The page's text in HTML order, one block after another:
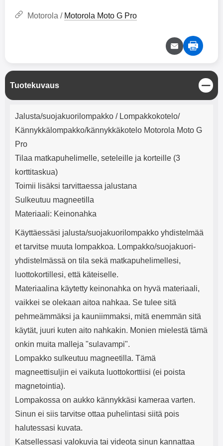
Max Output: USB: DC5V/3.0A
9V/2.22A (PD20W)
12V/1.67A(PD20W) Total Effekt:
20.W Max Johdon pituus: 1 metri
Motorola / Motorola Moto G Pro
Tuotekuvaus
S
u
l
Tuotekuvaus
Jalusta/suojakuorilompakko / Lompakkokotelo/
Kännykkälompakko/kännykkäkotelo Motorola Moto G
Pro
Tilaa matkapuhelimelle, seteleille ja korteille (3
korttitaskua)
Toimii lisäksi tarvittaessa jalustana
Sulkeutuu magneetilla
Materiaali: Keinonahka
Käyttäessäsi jalusta/suojakuorilompakko yhdistelmää
et tarvitse muuta lompakkoa. Lompakko/suojakuori-
yhdistelmässä on tila sekä matkapuhelimellesi,
luottokortillesi, että käteiselle.
Materiaalina käytetty keinonahka on hyvä materiaali,
vaikkei se olekaan aitoa nahkaa. Se tulee sitä
pehmeämmäksi ja kauniimmaksi, mitä enemmän sitä
käytät, juuri kuten aito nahkakin. Monien mielestä tämä
onkin muita malleja "sulavampi".
Lompakko sulkeutuu magneetilla. Tämä
magneettisuljin ei vaikuta luottokorttiisi (ei poista
magnetointia).
Lompakossa on aukko kännykkäsi kameraa varten.
Sinun ei siis tarvitse ottaa puhelintasi siitä pois
halutessasi kuvata.
Katsellessasi valokuvia tai videota sinun kannattaa